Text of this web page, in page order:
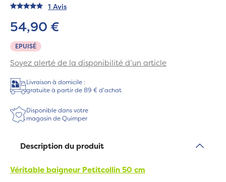
1 Avis
EPUISÉ
54,90 €
Soyez alerté de la disponibilité d’un article
Livraison à domicile :
gratuite à partir de 89 € d'achat
Disponible dans votre
magasin de Quimper
Description du produit
Véritable baigneur Petitcollin 50 cm